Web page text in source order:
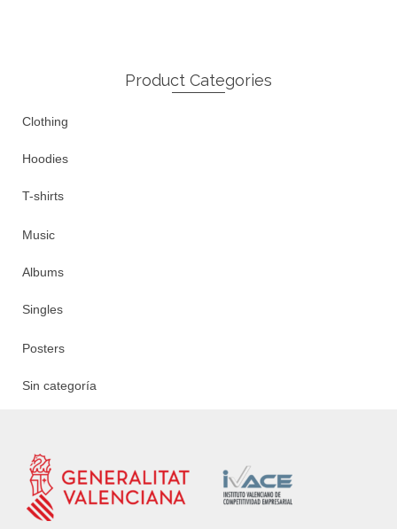
Product Categories
Clothing
Hoodies
T-shirts
Music
Albums
Singles
Posters
Sin categoría